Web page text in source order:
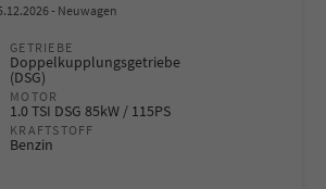
Neuwagen
GETRIEBE
Doppelkupplungsgetriebe
(DSG)
MOTOR
1.0 TSI DSG 85kW / 115PS
KRAFTSTOFF
Benzin